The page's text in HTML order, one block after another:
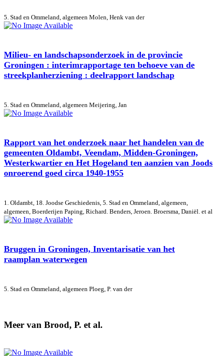
5. Stad en Ommeland, algemeen Molen, Henk van der
Milieu- en landschapsonderzoek in de provincie
Groningen : interimrapportage ten behoeve van de
streekplanherziening : deelrapport landschap
5. Stad en Ommeland, algemeen Meijering, Jan
Rapport van het onderzoek naar het handelen van de
gemeenten Oldambt, Veendam, Midden-Groningen,
Westerkwartier en Het Hogeland ten aanzien van Joods
onroerend goed circa 1940-1955
1. Oldambt, 18. Joodse Geschiedenis, 5. Stad en Ommeland, algemeen,
algemeen, Boerderijen Paping, Richard. Benders, Jeroen. Broersma, Daniël. et al
Bruggen in Groningen, Inventarisatie van het
raamplan waterwegen
5. Stad en Ommeland, algemeen Ploeg, P. van der
Meer van Brood, P. et al.